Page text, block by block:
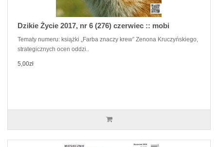
Dzikie Życie 2017, nr 6 (276) czerwiec :: mobi
Tematy numeru: książki „Farba znaczy krew” Zenona Kruczyńskiego,
strategicznych ocen oddzi..
5,00zł